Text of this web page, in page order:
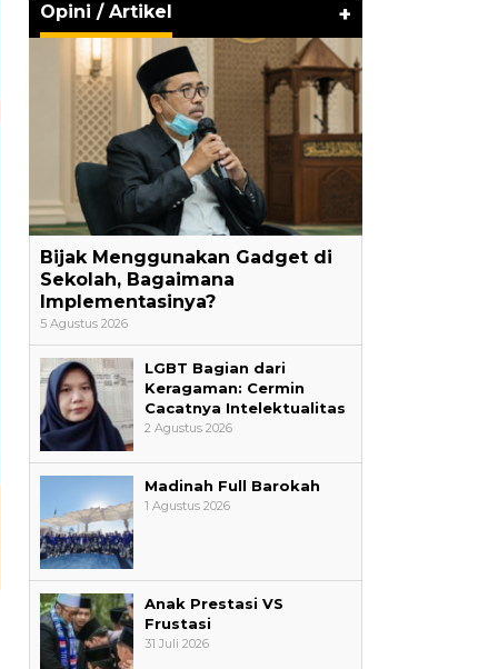
Opini / Artikel +
Bijak Menggunakan Gadget di
Sekolah, Bagaimana
Implementasinya?
5 Agustus 2026
LGBT Bagian dari
Keragaman: Cermin
Cacatnya Intelektualitas
2 Agustus 2026
Madinah Full Barokah
1 Agustus 2026
Anak Prestasi VS
Frustasi
31 Juli 2026